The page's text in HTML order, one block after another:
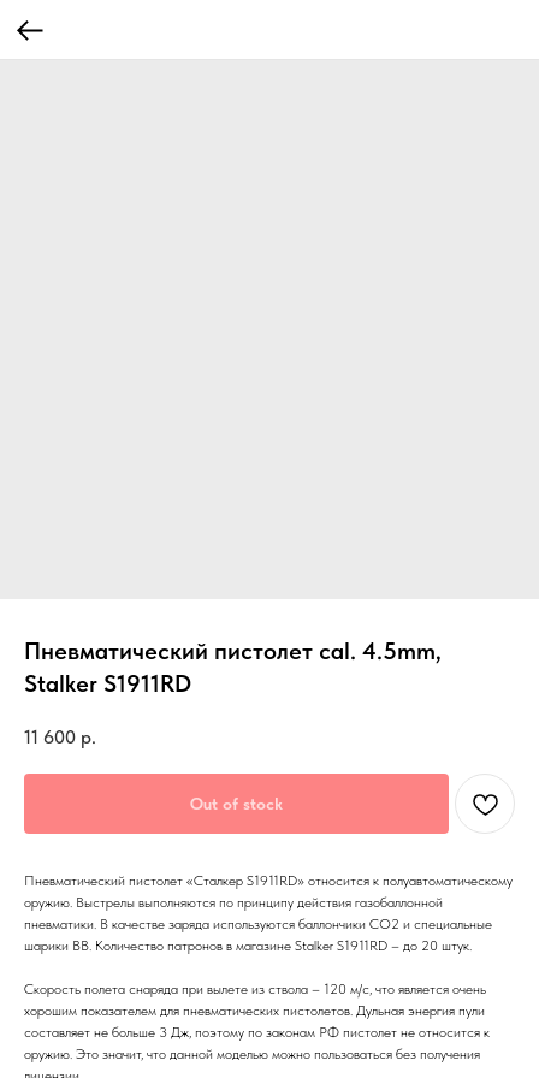
Пневматический пистолет cal. 4.5mm,
Stalker S1911RD
11 600 р.
Out of stock
Пневматический пистолет «Сталкер S1911RD» относится к полуавтоматическому
оружию. Выстрелы выполняются по принципу действия газобаллонной
пневматики. В качестве заряда используются баллончики CO2 и специальные
шарики ВВ. Количество патронов в магазине Stalker S1911RD – до 20 штук.
Скорость полета снаряда при вылете из ствола – 120 м/с, что является очень
хорошим показателем для пневматических пистолетов. Дульная энергия пули
составляет не больше 3 Дж, поэтому по законам РФ пистолет не относится к
оружию. Это значит, что данной моделью можно пользоваться без получения